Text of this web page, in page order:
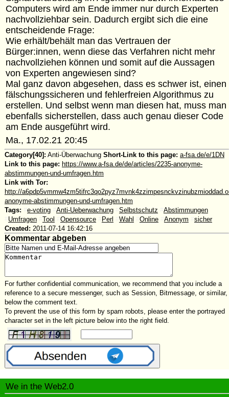
Computers wird am Ende immer nur durch Experten
nachvollziehbar sein. Dadurch ergibt sich die eine
entscheidende Frage:
Wie erhält/behält man das Vertrauen der
Bürger:innen, wenn diese das Verfahren nicht mehr
nachvollziehen können und somit auf die Aussagen
von Experten angewiesen sind?
Mal ganz davon abgesehen, dass es schwer ist, einen
fälschungssicheren und fehlerfreien Algorithmus zu
erstellen. Und selbst wenn man diesen hat, muss man
ebenfalls sicherstellen, dass auch genau dieser Code
am Ende ausgeführt wird.
Ma., 17.02.21 20:45
Category[40]: Anti-Überwachung Short-Link to this page: a-fsa.de/e/1DN
Link to this page: https://www.a-fsa.de/de/articles/2235-anonyme-
abstimmungen-und-umfragen.htm
Link with Tor:
http://
anonyme-abstimmungen-und-umfragen.htm
Tags:
e-voting Anti-Ueberwachung Selbstschutz
Abstimmungen
Umfragen Tool Opensource Perl Wahl Online Anonym
sicher
Created: 2011-07-14 16:42:16
Kommentar abgeben
For further confidential communication, we recommend that you include a
reference to a secure messenger, such as Session, Bitmessage, or similar,
below the comment text.
To prevent the use of this form by spam robots, please enter the portrayed
character set in the left picture below into the right field.
We in the Web2.0